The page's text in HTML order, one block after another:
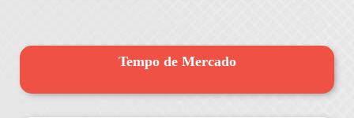
Tempo de Mercado